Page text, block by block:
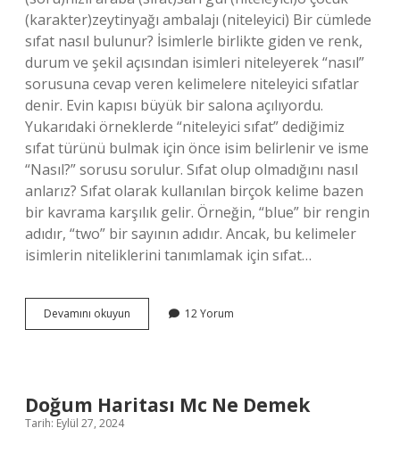
(karakter)zeytinyağı ambalajı (niteleyici) Bir cümlede
sıfat nasıl bulunur? İsimlerle birlikte giden ve renk,
durum ve şekil açısından isimleri niteleyerek “nasıl”
sorusuna cevap veren kelimelere niteleyici sıfatlar
denir. Evin kapısı büyük bir salona açılıyordu.
Yukarıdaki örneklerde “niteleyici sıfat” dediğimiz
sıfat türünü bulmak için önce isim belirlenir ve isme
“Nasıl?” sorusu sorulur. Sıfat olup olmadığını nasıl
anlarız? Sıfat olarak kullanılan birçok kelime bazen
bir kavrama karşılık gelir. Örneğin, “blue” bir rengin
adıdır, “two” bir sayının adıdır. Ancak, bu kelimeler
isimlerin niteliklerini tanımlamak için sıfat…
Devamını okuyun
Nedir
12 Yorum
Doğum Haritası Mc Ne Demek
Tarih: Eylül 27, 2024